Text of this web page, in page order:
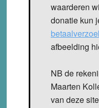
waarderen
donatie kun
afbeelding
NB de
Maarten
van deze